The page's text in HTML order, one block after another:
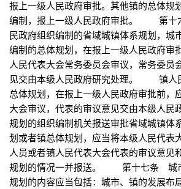
报上一级人民政府审批。其他镇的总体规
编制，报上一级人民政府审批。 第十
民政府组织编制的省域城镇体系规划，城
编制的总体规划，在报上一级人民政府审
人民代表大会常务委员会审议，常务委员
见交由本级人民政府研究处理。 镇人
总体规划，在报上一级人民政府审批前，
大会审议，代表的审议意见交由本级人
规划的组织编制机关报送审批省域城镇体
划或者镇总体规划，应当将本级人民代表
人员或者镇人民代表大会代表的审议意见
规划的情况一并报送。 第十七条 城
规划的内容应当包括：城市、镇的发展布